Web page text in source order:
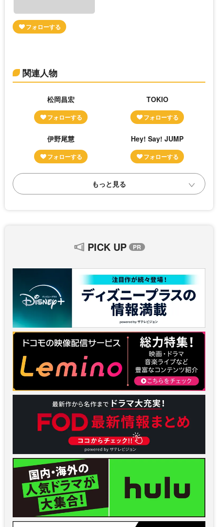
関連人物
松岡昌宏 TOKIO
伊野尾慧 Hey! Say! JUMP
PICK UP